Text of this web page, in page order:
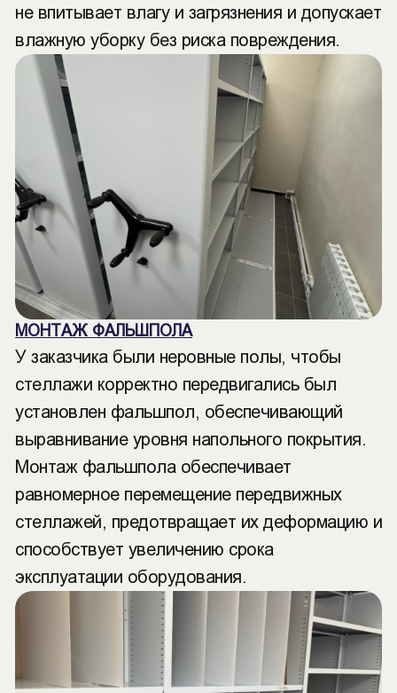
не впитывает влагу и загрязнения и допускает
влажную уборку без риска повреждения.
МОНТАЖ ФАЛЬШПОЛА
У заказчика были неровные полы, чтобы
стеллажи корректно передвигались был
установлен фальшпол, обеспечивающий
выравнивание уровня напольного покрытия.
Монтаж фальшпола обеспечивает
равномерное перемещение передвижных
стеллажей, предотвращает их деформацию и
способствует увеличению срока
эксплуатации оборудования.